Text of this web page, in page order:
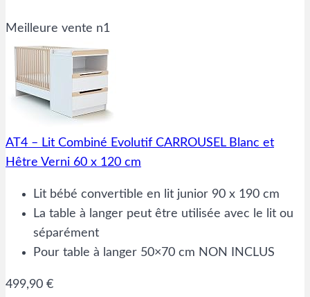
Meilleure vente n1
AT4 – Lit Combiné Evolutif CARROUSEL Blanc et
Hêtre Verni 60 x 120 cm
Lit bébé convertible en lit junior 90 x 190 cm
La table à langer peut être utilisée avec le lit ou
séparément
Pour table à langer 50×70 cm NON INCLUS
499,90 €